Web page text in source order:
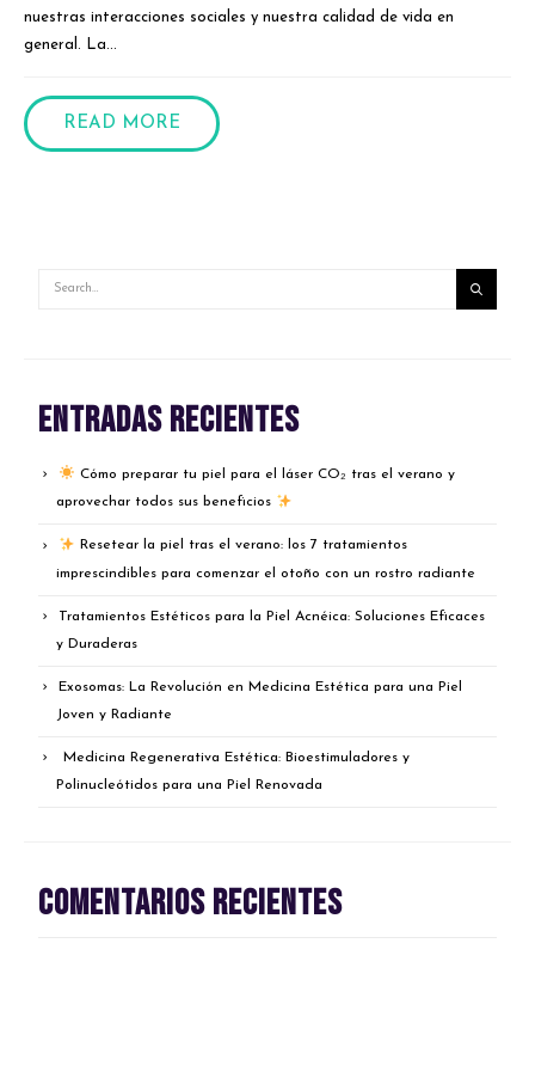
nuestras interacciones sociales y nuestra calidad de vida en
general. La...
READ MORE
Entradas recientes
Cómo preparar tu piel para el láser CO₂ tras el verano y
aprovechar todos sus beneficios
Resetear la piel tras el verano: los 7 tratamientos
imprescindibles para comenzar el otoño con un rostro radiante
Tratamientos Estéticos para la Piel Acnéica: Soluciones Eficaces
y Duraderas
Exosomas: La Revolución en Medicina Estética para una Piel
Joven y Radiante
Medicina Regenerativa Estética: Bioestimuladores y
Polinucleótidos para una Piel Renovada
Comentarios recientes